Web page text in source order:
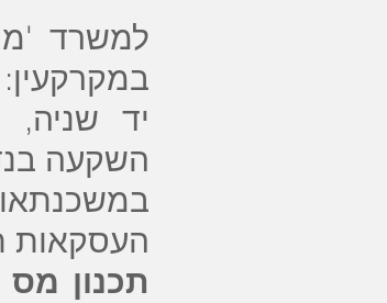
למשרד
יד שניה,
העסקאות
תכנון